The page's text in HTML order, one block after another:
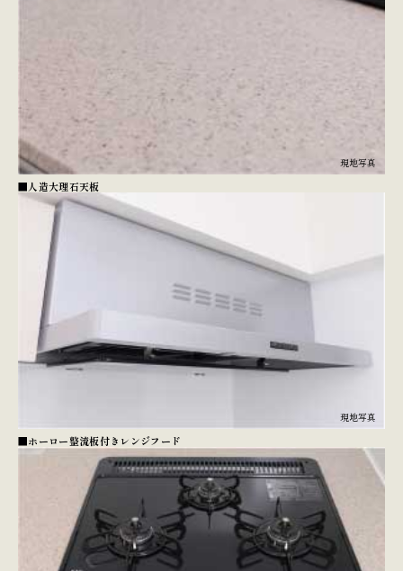
現地写真
■人造大理石天板
現地写真
■ホーロー整流板付きレンジフード